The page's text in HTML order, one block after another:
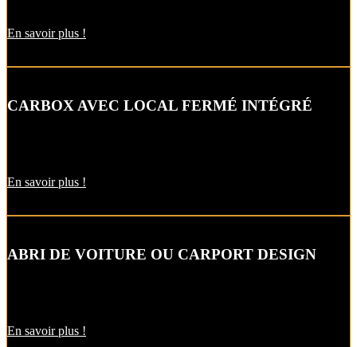
En savoir plus !
CARBOX AVEC LOCAL FERMÉ INTÉGRÉ
En savoir plus !
ABRI DE VOITURE OU CARPORT DESIGN
En savoir plus !